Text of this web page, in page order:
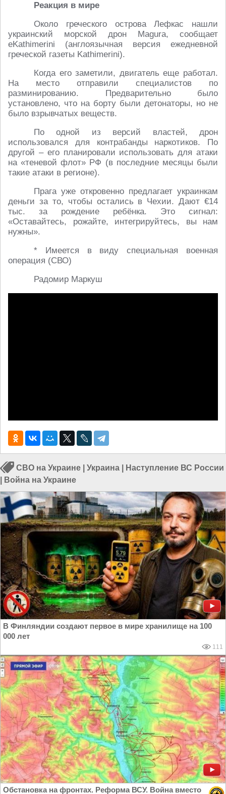
Реакция в мире
Около греческого острова Лефкас нашли
украинский морской дрон Magura, сообщает
eKathimerini (англоязычная версия ежедневной
греческой газеты Kathimerini).
Когда его заметили, двигатель еще работал.
На место отправили специалистов по
разминированию. Предварительно было
установлено, что на борту были детонаторы, но не
было взрывчатых веществ.
По одной из версий властей, дрон
использовался для контрабанды наркотиков. По
другой – его планировали использовать для атаки
на «теневой флот» РФ (в последние месяцы были
такие атаки в регионе).
Прага уже откровенно предлагает украинкам
деньги за то, чтобы остались в Чехии. Дают €14
тыс. за рождение ребёнка. Это сигнал:
«Оставайтесь, рожайте, интегрируйтесь, вы нам
нужны».
* Имеется в виду специальная военная
операция (СВО)
Радомир Маркуш
СВО на Украине Украина
Наступление ВС России
Война на Украине
В Финляндии создают первое в мире хранилище на 100
000 лет
111
Обстановка на фронтах. Реформа ВСУ. Война вместо